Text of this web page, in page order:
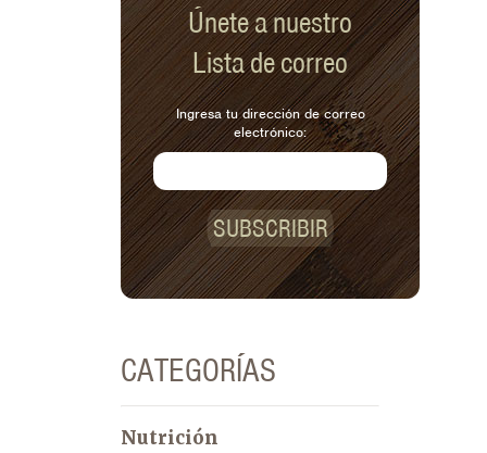
favorita era mi tostadora. Esto es lo
que compartió Maggie:
Únete a nuestro
Lista de correo
Ingresa tu dirección de correo
electrónico:
SUBSCRIBIR
CATEGORÍAS
Nutrición